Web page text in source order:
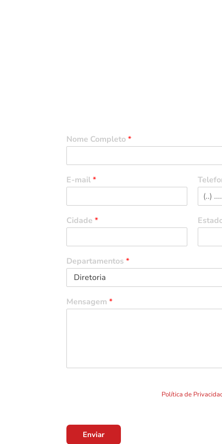
Nome Completo*
E-mail*
Cidade*
Departamentos*
Mensagem*
Política de
Enviar